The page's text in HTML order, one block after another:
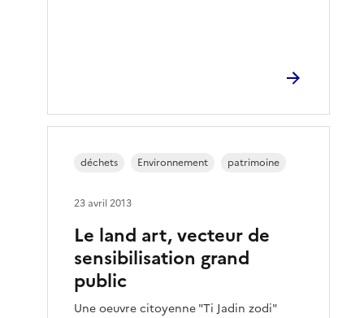
Le land art, vecteur de
sensibilisation grand
public
Une oeuvre citoyenne "Ti Jadin zodi"
déchets Environnement patrimoine
23 avril 2013